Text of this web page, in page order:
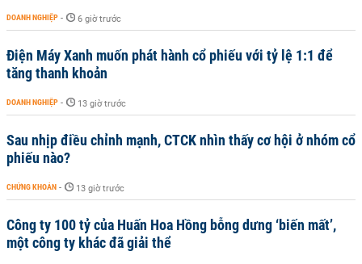
DOANH NGHIỆP - 6 giờ trước
Điện Máy Xanh muốn phát hành cổ phiếu với tỷ lệ 1:1 để
tăng thanh khoản
DOANH NGHIỆP - 13 giờ trước
Sau nhịp điều chỉnh mạnh, CTCK nhìn thấy cơ hội ở nhóm cổ
phiếu nào?
CHỨNG KHOÁN - 13 giờ trước
Công ty 100 tỷ của Huấn Hoa Hồng bỗng dưng ‘biến mất’,
một công ty khác đã giải thể